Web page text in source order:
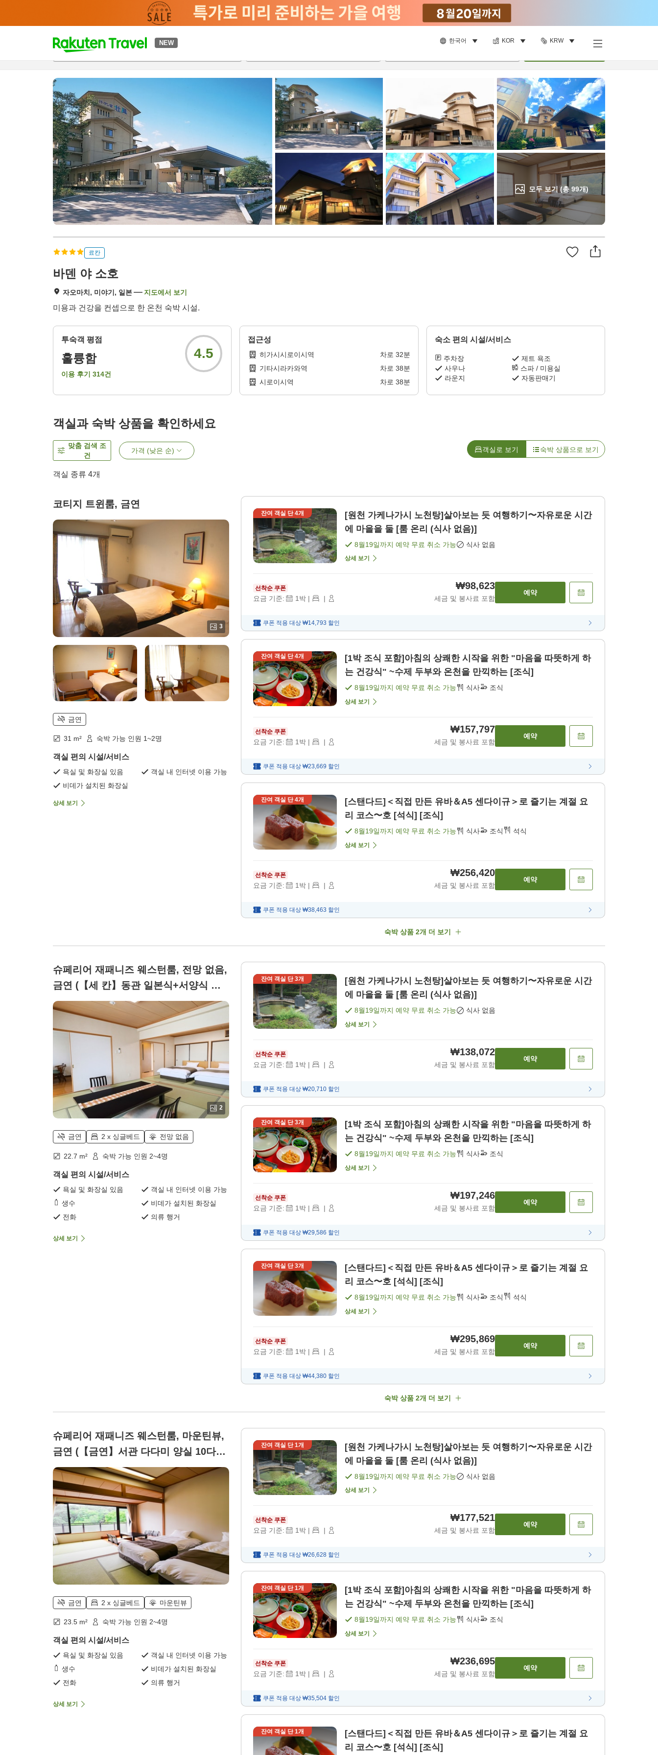
NEW 한국어 KOR KRW
t
p
a
g
e
_
s
e
a
r
c
h
모두 보기 (총 99개)
개요객실 & 숙박 상품이용 후기 편의 시설/서비스
료칸
바덴 야 소호
자오마치, 미야기, 일본 지도에서 보기
미용과 건강을 컨셉으로 한 온천 숙박 시설.
투숙객 평점
훌륭함
이용 후기 314건
4.5
접근성
히가시시로이시역 차로 32분
기타시라카와역
차로 38분
시로이시역
차로 38분
숙소 편의 시설/서비스
주차장
제트 욕조
사우나
스파 / 미용실
라운지
자동판매기
객실과 숙박 상품을 확인하세요
맞춤 검색 조
건
가격 (낮은 순) 객실로 보기 숙박 상품으로 보기
객실 종류 4개
코티지 트윈룸, 금연
3
금연
31 m² 숙박 가능 인원 1~2명
객실 편의 시설/서비스
욕실 및 화장실 있음
객실 내 인터넷 이용 가능
비데가 설치된 화장실
상세 보기
잔여 객실 단4개
[원천 가케나가시 노천탕]살아보는 듯 여행하기〜자유로운 시간
에 마을을 둘 [룸 온리 (식사 없음)]
8월19일까지 예약 무료 취소 가능 식사 없음
상세 보기
선착순 쿠폰
요금 기준: 1박 | |
₩98,623
세금 및 봉사료 포함
예약
쿠폰 적용 대상 ₩14,793 할인
잔여 객실 단4개
[1박 조식 포함]아침의 상쾌한 시작을 위한 "마음을 따뜻하게 하
는 건강식" ~수제 두부와 온천을 만끽하는 [조식]
8월19일까지 예약 무료 취소 가능 식사 조식
상세 보기
선착순 쿠폰
요금 기준: 1박 | |
₩157,797
세금 및 봉사료 포함
예약
쿠폰 적용 대상 ₩23,669 할인
잔여 객실 단4개
[스탠다드]＜직접 만든 유바＆A5 센다이규＞로 즐기는 계절 요
리 코스〜호 [석식] [조식]
8월19일까지 예약 무료 취소 가능 식사 조식 석식
상세 보기
선착순 쿠폰
요금 기준: 1박 | |
₩256,420
세금 및 봉사료 포함
예약
쿠폰 적용 대상 ₩38,463 할인
숙박 상품 2개 더 보기
슈페리어 재패니즈 웨스턴룸, 전망 없음,
금연 (【세 칸】동관 일본식+서양식 다
다미 8장+6장+DK 트윈 (욕실・화장실
포함))
2
금연 2 x 싱글베드 전망 없음
22.7 m² 숙박 가능 인원 2~4명
객실 편의 시설/서비스
욕실 및 화장실 있음
객실 내 인터넷 이용 가능
생수
비데가 설치된 화장실
전화
의류 행거
상세 보기
잔여 객실 단3개
[원천 가케나가시 노천탕]살아보는 듯 여행하기〜자유로운 시간
에 마을을 둘 [룸 온리 (식사 없음)]
8월19일까지 예약 무료 취소 가능 식사 없음
상세 보기
선착순 쿠폰
요금 기준: 1 박 | |
₩138,072
세금 및 봉사료 포함
예약
쿠폰 적용 대상 ₩20,710 할인
잔여 객실 단3개
[1박 조식 포함]아침의 상쾌한 시작을 위한 "마음을 따뜻하게 하
는 건강식" ~수제 두부와 온천을 만끽하는 [조식]
8월19일까지 예약 무료 취소 가능 식사 조식
상세 보기
선착순 쿠폰
요금 기준: 1 박 | |
₩197,246
세금 및 봉사료 포함
예약
쿠폰 적용 대상 ₩29,586 할인
잔여 객실 단3개
[스탠다드]＜직접 만든 유바＆A5 센다이규＞로 즐기는 계절 요
리 코스〜호 [석식] [조식]
8월19일까지 예약 무료 취소 가능 식사 조식 석식
상세 보기
선착순 쿠폰
요금 기준: 1 박 | |
₩295,869
세금 및 봉사료 포함
예약
쿠폰 적용 대상 ₩44,380 할인
숙박 상품 2개 더 보기
슈페리어 재패니즈 웨스턴룸, 마운틴뷰,
금연 (【금연】서관 다다미 양실 10다다
미+4.5다다미 트윈(욕실·화장실 포함))
금연 2 x 싱글베드 마운틴뷰
23.5 m² 숙박 가능 인원 2~4명
객실 편의 시설/서비스
욕실 및 화장실 있음
객실 내 인터넷 이용 가능
생수
비데가 설치된 화장실
전화
의류 행거
상세 보기
잔여 객실 단1개
[원천 가케나가시 노천탕]살아보는 듯 여행하기〜자유로운 시간
에 마을을 둘 [룸 온리 (식사 없음)]
8월19일까지 예약 무료 취소 가능 식사 없음
상세 보기
선착순 쿠폰
요금 기준: 1 박 | |
₩177,521
세금 및 봉사료 포함
예약
쿠폰 적용 대상 ₩26,628 할인
잔여 객실 단1개
[1박 조식 포함]아침의 상쾌한 시작을 위한 "마음을 따뜻하게 하
는 건강식" ~수제 두부와 온천을 만끽하는 [조식]
8월19일까지 예약 무료 취소 가능 식사 조식
상세 보기
선착순 쿠폰
요금 기준: 1 박 | |
₩236,695
세금 및 봉사료 포함
예약
쿠폰 적용 대상 ₩35,504 할인
잔여 객실 단1개
[스탠다드]＜직접 만든 유바＆A5 센다이규＞로 즐기는 계절 요
리 코스〜호 [석식] [조식]